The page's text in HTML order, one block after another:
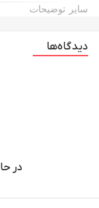
سایر توضیحات
دیدگاه‌ها
در